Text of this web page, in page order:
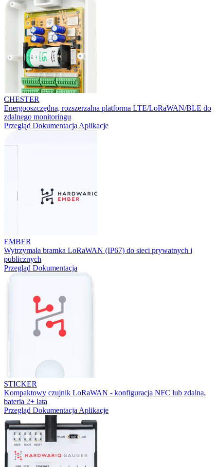
CHESTER
Energooszczędna, rozszerzalna platforma LTE/LoRaWAN/BLE do
zdalnego monitoringu
Przegląd Dokumentacja Aplikacje
EMBER
Wytrzymała bramka LoRaWAN (IP67) do sieci prywatnych i
publicznych
Przegląd Dokumentacja
STICKER
Kompaktowy czujnik LoRaWAN - konfiguracja NFC lub zdalna,
bateria 2+ lata
Przegląd Dokumentacja Aplikacje